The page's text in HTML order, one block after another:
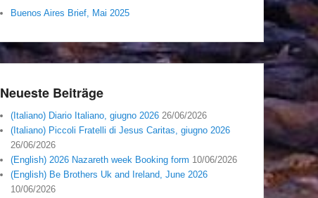
Buenos Aires Brief, Mai 2025
Neueste Beiträge
(Italiano) Diario Italiano, giugno 2026 26/06/2026
(Italiano) Piccoli Fratelli di Jesus Caritas, giugno 2026
26/06/2026
(English) 2026 Nazareth week Booking form 10/06/2026
(English) Be Brothers Uk and Ireland, June 2026
10/06/2026